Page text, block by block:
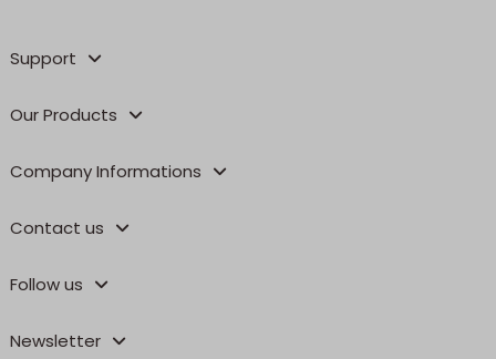
Support
Our Products
Company Informations
Contact us
Follow us
Newsletter